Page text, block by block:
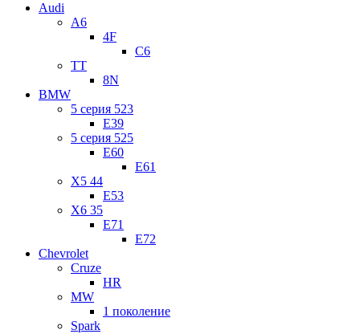
Audi
A6
4F
C6
TT
8N
BMW
5 серия 523
E39
5 серия 525
E60
E61
X5 44
E53
X6 35
E71
E72
Chevrolet
Cruze
HR
MW
1 поколение
Spark